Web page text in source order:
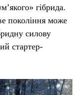
гібрида.
покоління може
силову
стартер-